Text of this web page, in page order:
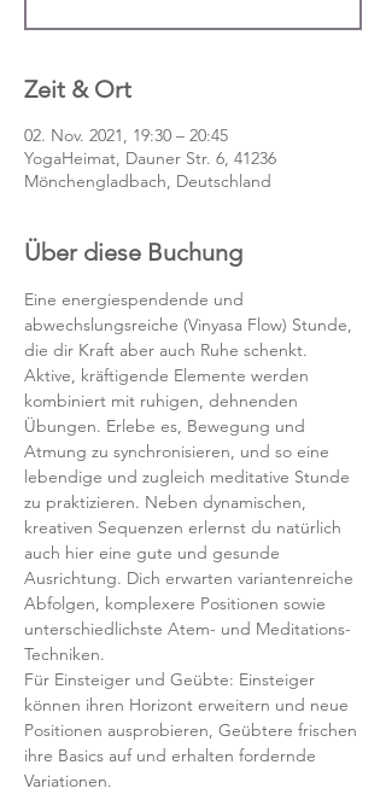
Zeit & Ort
02. Nov. 2021, 19:30 – 20:45
YogaHeimat, Dauner Str. 6, 41236
Mönchengladbach, Deutschland
Über diese Buchung
Eine energiespendende und
abwechslungsreiche (Vinyasa Flow) Stunde,
die dir Kraft aber auch Ruhe schenkt.
Aktive, kräftigende Elemente werden
kombiniert mit ruhigen, dehnenden
Übungen. Erlebe es, Bewegung und
Atmung zu synchronisieren, und so eine
lebendige und zugleich meditative Stunde
zu praktizieren. Neben dynamischen,
kreativen Sequenzen erlernst du natürlich
auch hier eine gute und gesunde
Ausrichtung. Dich erwarten variantenreiche
Abfolgen, komplexere Positionen sowie
unterschiedlichste Atem- und Meditations-
Techniken.
Für Einsteiger und Geübte: Einsteiger
können ihren Horizont erweitern und neue
Positionen ausprobieren, Geübtere frischen
ihre Basics auf und erhalten fordernde
Variationen.